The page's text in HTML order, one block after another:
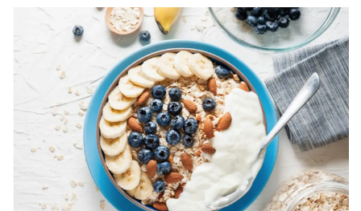
الترفيه
التعليم والمعرفة
الذكاء الاصطناعي
تغطيات
فيديو